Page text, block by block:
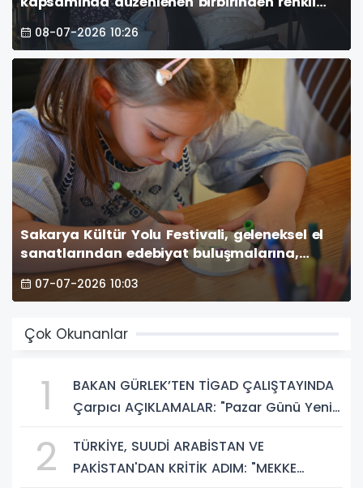
etkinliklerle sanatın kalbi olmaya devam
ediyor. (GÜNÜN ÖNE ÇIKAN FOTOĞRAF
KARELERİ )
08-07-2026 10:26
Sakarya Kültür Yolu Festivali, geleneksel el
sanatlarından edebiyat buluşmalarına,
klasik müzik konserlerinden fotoğraf
sergilerine kadar uzanan zengin programıyla
(GÜNÜN FOTOĞRAF KAR
07-07-2026 10:03
Çok Okunanlar
1
BAKAN GÜRLEK’TEN TİGAD ÇALIŞTAYINDA
Çarpıcı AÇIKLAMALAR: "Pazar Günü Yeni
2
TÜRKİYE, SUUDİ ARABİSTAN VE
PAKİSTAN'DAN KRİTİK ADIM: "MEKKE